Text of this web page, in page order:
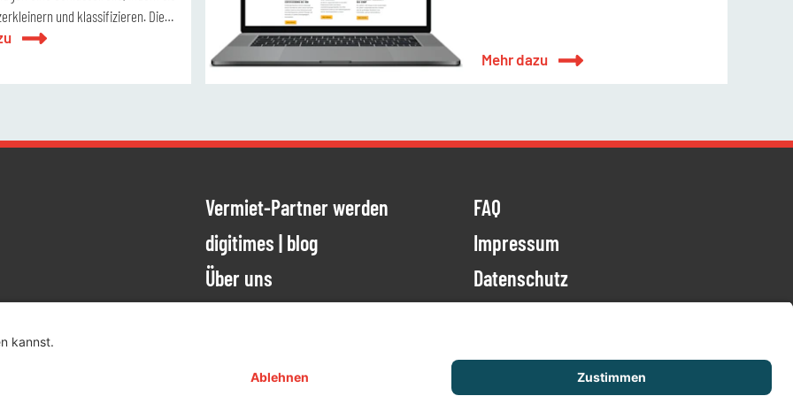
und klassifizieren. Diese
bei Digando.com online
kosteneffizienten Einsatz.
Mehr dazu
Vermiet-Partner werden
digitimes | blog
Über uns
FAQ
Impressum
Datenschutz